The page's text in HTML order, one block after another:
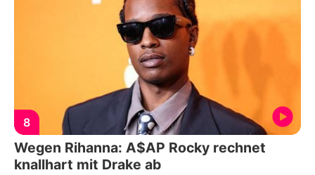
8
Wegen Rihanna: A$AP Rocky rechnet
knallhart mit Drake ab